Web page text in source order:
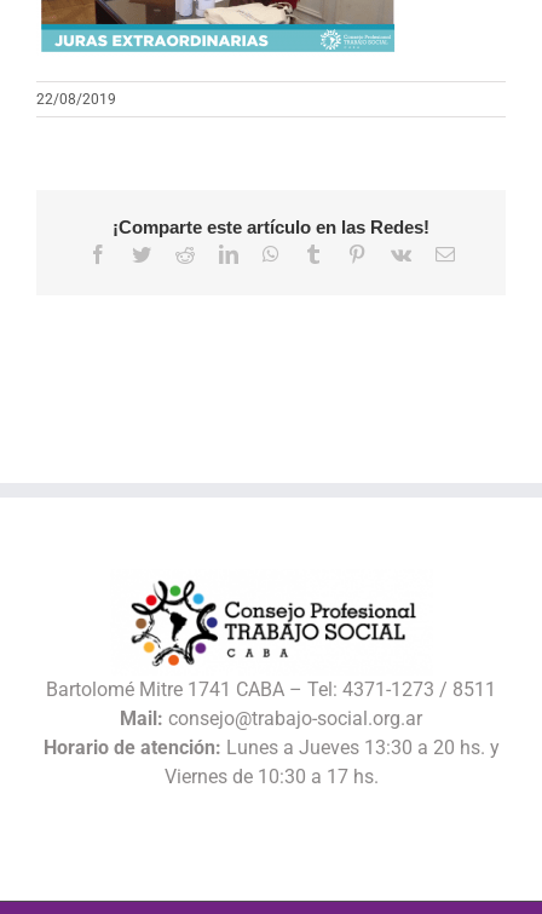
22/08/2019
¡Comparte este artículo en las Redes!
Facebook
TwitterRedditLinkedInWhatsApp
Tumblr Pinterest
Vk
Correo
Bartolomé Mitre 1741 CABA – Tel: 4371-1273 / 8511
Mail: consejo@trabajo-social.org.ar
Horario de atención: Lunes a Jueves 13:30 a 20 hs. y
Viernes de 10:30 a 17 hs.